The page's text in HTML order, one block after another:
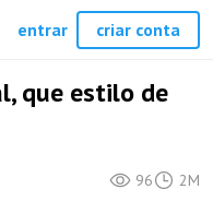
que estilo de
96 2M
entrar criar conta